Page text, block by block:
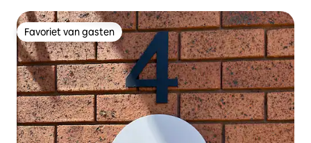
Favoriet van gasten
Favoriet van gasten